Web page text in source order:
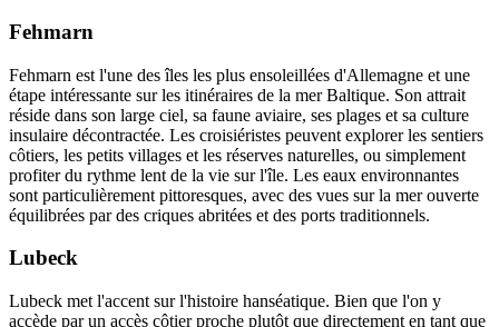
Fehmarn
Fehmarn est l'une des îles les plus ensoleillées d'Allemagne et une
étape intéressante sur les itinéraires de la mer Baltique. Son attrait
réside dans son large ciel, sa faune aviaire, ses plages et sa culture
insulaire décontractée. Les croisiéristes peuvent explorer les sentiers
côtiers, les petits villages et les réserves naturelles, ou simplement
profiter du rythme lent de la vie sur l'île. Les eaux environnantes
sont particulièrement pittoresques, avec des vues sur la mer ouverte
équilibrées par des criques abritées et des ports traditionnels.
Lubeck
Lubeck met l'accent sur l'histoire hanséatique. Bien que l'on y
accède par un accès côtier proche plutôt que directement en tant que